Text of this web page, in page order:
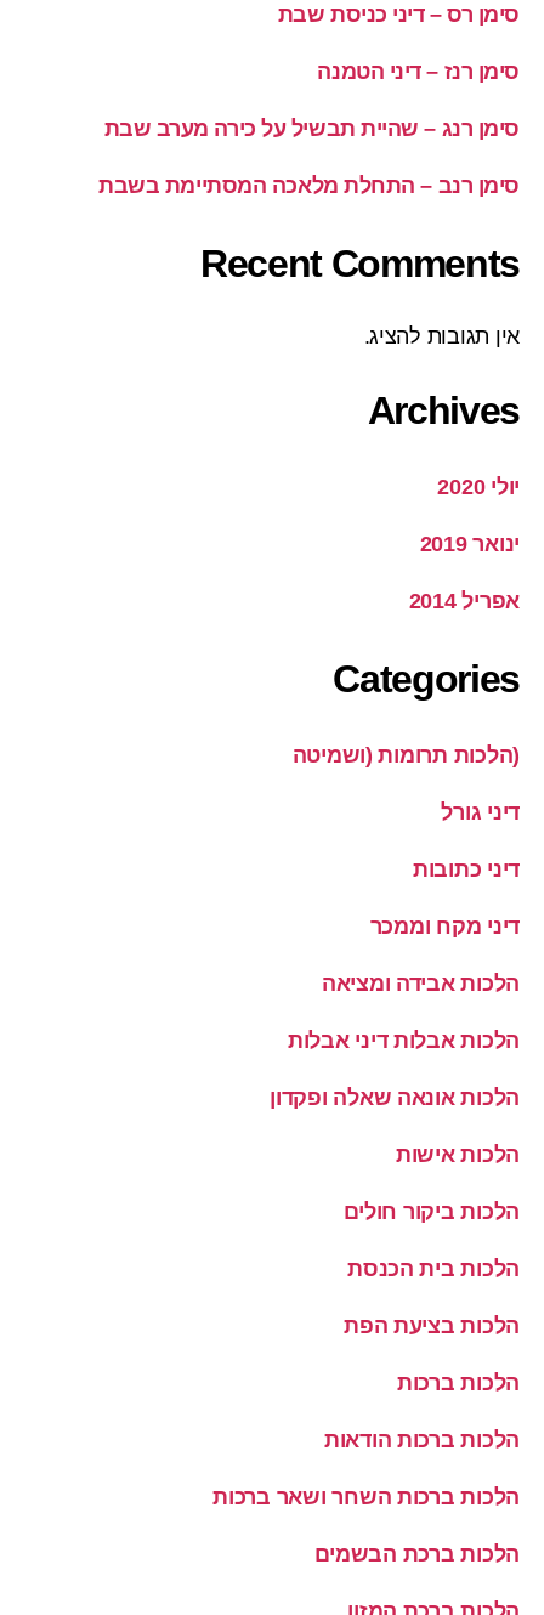
סימן רס – דיני כניסת שבת
סימן רנז – דיני הטמנה
סימן רנג – שהיית תבשיל על כירה מערב שבת
סימן רנב – התחלת מלאכה המסתיימת בשבת
Recent Comments
אין תגובות להציג.
Archives
יולי 2020
ינואר 2019
אפריל 2014
Categories
(הלכות תרומות (ושמיטה
דיני גורל
דיני כתובות
דיני מקח וממכר
הלכות אבידה ומציאה
הלכות אבלות דיני אבלות
הלכות אונאה שאלה ופקדון
הלכות אישות
הלכות ביקור חולים
הלכות בית הכנסת
הלכות בציעת הפת
הלכות ברכות
הלכות ברכות הודאות
הלכות ברכות השחר ושאר ברכות
הלכות ברכת הבשמים